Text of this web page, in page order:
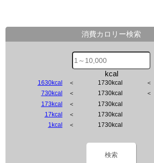
消費カロリー検索
kcal
1630kcal ＜ 1730kcal
730kcal
＜ 1730kcal
173kcal ＜
1730kcal
17kcal ＜
1730kcal
1kcal
＜ 1730kcal
検索